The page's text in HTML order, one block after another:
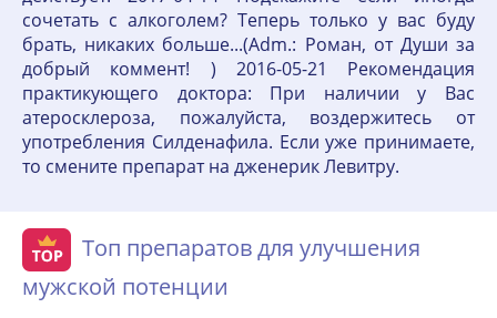
сочетать с алкоголем? Теперь только у вас буду
брать, никаких больше...(Adm.: Роман, от Души за
добрый коммент! ) 2016-05-21 Рекомендация
практикующего доктора: При наличии у Вас
атеросклероза, пожалуйста, воздержитесь от
употребления Силденафила. Если уже принимаете,
то смените препарат на дженерик Левитру.
Топ препаратов для улучшения
мужской потенции